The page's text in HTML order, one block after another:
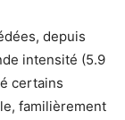
depuis
intensité (5.9
certains
familièrement